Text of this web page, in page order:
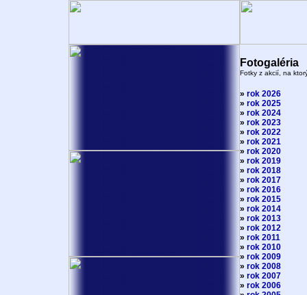
Fotogaléria
Fotky z akcií, na
» rok 2026
» rok 2025
» rok 2024
» rok 2023
» rok 2022
» rok 2021
» rok 2020
» rok 2019
» rok 2018
» rok 2017
» rok 2016
» rok 2015
» rok 2014
» rok 2013
» rok 2012
» rok 2011
» rok 2010
» rok 2009
» rok 2008
» rok 2007
» rok 2006